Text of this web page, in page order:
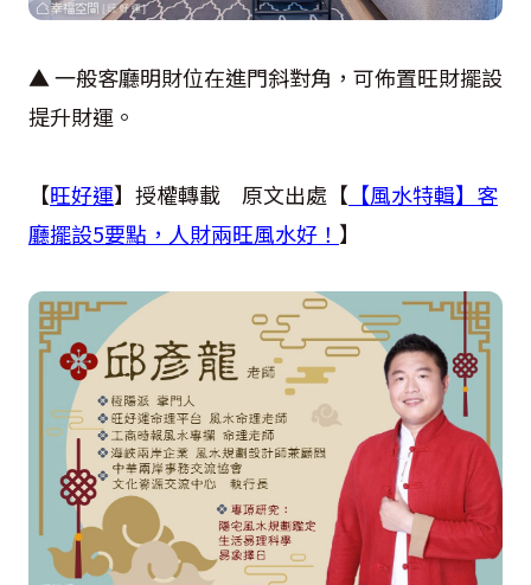
▲ 一般客廳明財位在進門斜對角，可佈置旺財擺設
提升財運。
【旺好運】授權轉載 原文出處【 【風水特輯】客
廳擺設5要點，人財兩旺風水好！ 】